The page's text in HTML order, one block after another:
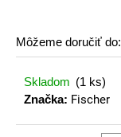
Môžeme doručiť do:
Skladom (1 ks)
Značka: Fischer
o
r
ú
č